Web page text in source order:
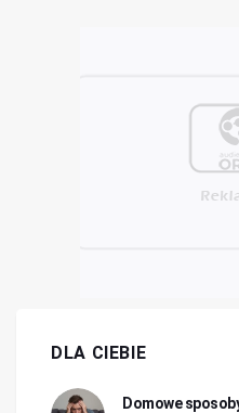
DLA CIEBIE
Domowe